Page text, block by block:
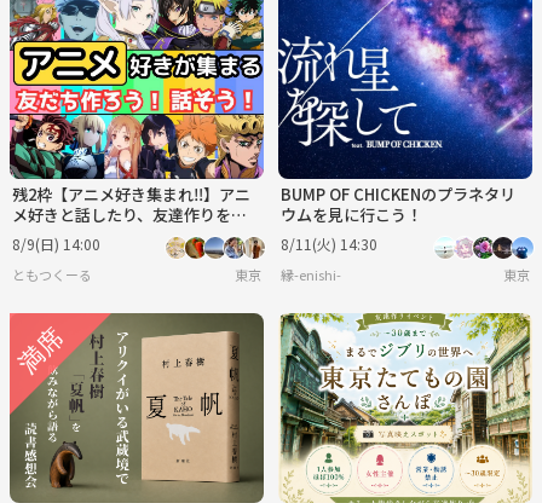
残2枠【アニメ好き集まれ‼️】アニ
メ好きと話したり、友達作りをし
よう✨️【🔰新規大歓迎】【20代30
代】
8/9(日) 14:00
ともつくーる 東京
BUMP OF CHICKENのプラネタリ
ウムを見に行こう！
8/11(火) 14:30
縁-enishi- 東京